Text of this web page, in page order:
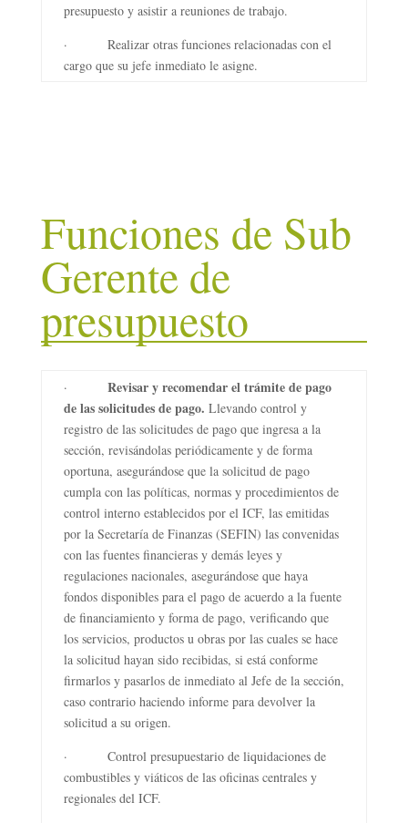
presupuesto y asistir a reuniones de trabajo.
· Realizar otras funciones relacionadas con el
cargo que su jefe inmediato le asigne.
Funciones de Sub
Gerente de
presupuesto
· Revisar y recomendar el trámite de pago
de las solicitudes de pago. Llevando control y
registro de las solicitudes de pago que ingresa a la
sección, revisándolas periódicamente y de forma
oportuna, asegurándose que la solicitud de pago
cumpla con las políticas, normas y procedimientos de
control interno establecidos por el ICF, las emitidas
por la Secretaría de Finanzas (SEFIN) las convenidas
con las fuentes financieras y demás leyes y
regulaciones nacionales, asegurándose que haya
fondos disponibles para el pago de acuerdo a la fuente
de financiamiento y forma de pago, verificando que
los servicios, productos u obras por las cuales se hace
la solicitud hayan sido recibidas, si está conforme
firmarlos y pasarlos de inmediato al Jefe de la sección,
caso contrario haciendo informe para devolver la
solicitud a su origen.
· Control presupuestario de liquidaciones de
combustibles y viáticos de las oficinas centrales y
regionales del ICF.